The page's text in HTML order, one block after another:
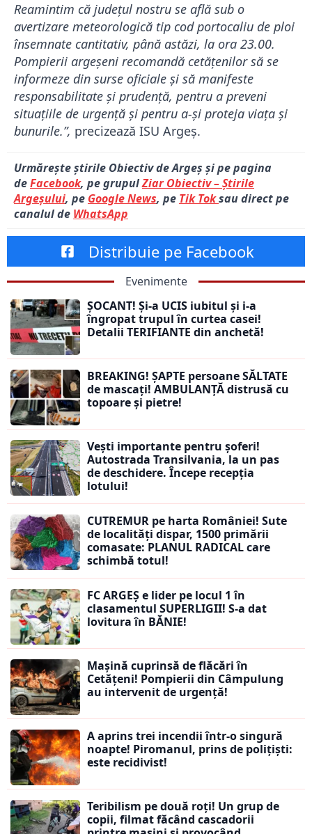
Reamintim că județul nostru se află sub o
avertizare meteorologică tip cod portocaliu de ploi
însemnate cantitativ, până astăzi, la ora 23.00.
Pompierii argeșeni recomandă cetățenilor să se
informeze din surse oficiale și să manifeste
responsabilitate și prudență, pentru a preveni
situațiile de urgență și pentru a-și proteja viața și
bunurile.”, precizează ISU Argeș.
Urmărește știrile Obiectiv de Argeș și pe pagina
deFacebook, pe grupulZiar Obiectiv – Știrile
Argeșului, pe Google News, pe Tik Toksau direct pe
canalul de WhatsApp
Distribuie pe Facebook
Evenimente
ȘOCANT! Și-a UCIS iubitul și i-a
îngropat trupul în curtea casei!
Detalii TERIFIANTE din anchetă!
BREAKING! ȘAPTE persoane SĂLTATE
de mascați! AMBULANȚĂ distrusă cu
topoare și pietre!
Vești importante pentru șoferi!
Autostrada Transilvania, la un pas
de deschidere. Începe recepția
lotului!
CUTREMUR pe harta României! Sute
de localități dispar, 1500 primării
comasate: PLANUL RADICAL care
schimbă totul!
FC ARGEȘ e lider pe locul 1 în
clasamentul SUPERLIGII! S-a dat
lovitura în BĂNIE!
Mașină cuprinsă de flăcări în
Cetățeni! Pompierii din Câmpulung
au intervenit de urgență!
A aprins trei incendii într-o singură
noapte! Piromanul, prins de polițiști:
este recidivist!
Teribilism pe două roți! Un grup de
copii, filmat făcând cascadorii